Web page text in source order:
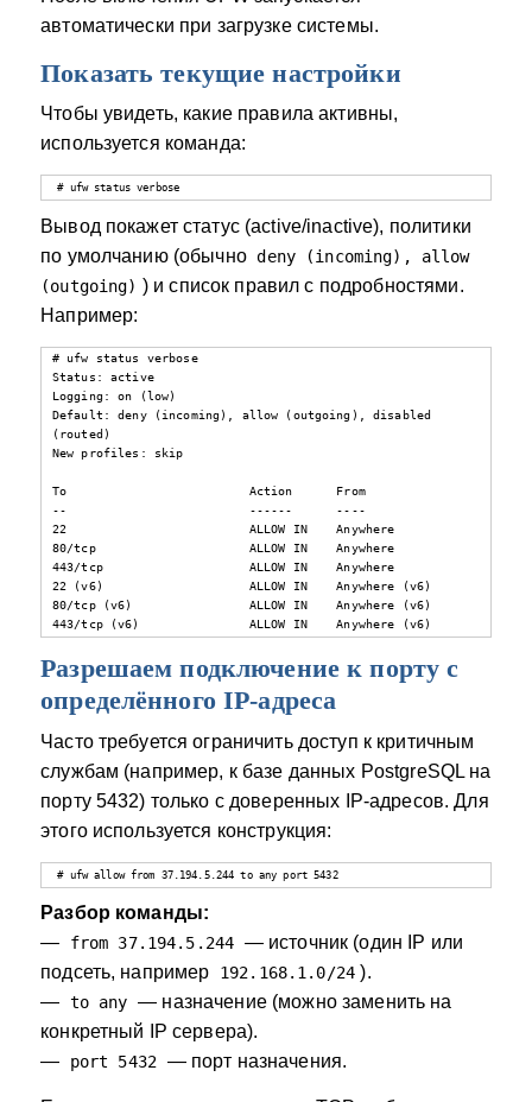
автоматически при загрузке системы.
Показать текущие настройки
Чтобы увидеть, какие правила активны,
используется команда:
# ufw status verbose
Вывод покажет статус (active/inactive), политики
по умолчанию (обычно deny (incoming), allow
(outgoing) ) и список правил с подробностями.
Например:
# ufw status verbose
Status: active
Logging: on (low)
Default: deny (incoming), allow (outgoing), disabled
(routed)
New profiles: skip
To                         Action      From
--                         ------      ----
22                         ALLOW IN    Anywhere
80/tcp                     ALLOW IN    Anywhere
443/tcp                    ALLOW IN    Anywhere
22 (v6)                    ALLOW IN    Anywhere (v6)
80/tcp (v6)                ALLOW IN    Anywhere (v6)
443/tcp (v6)               ALLOW IN    Anywhere (v6)
Разрешаем подключение к порту с
определённого IP-адреса
Часто требуется ограничить доступ к критичным
службам (например, к базе данных PostgreSQL на
порту 5432) только с доверенных IP-адресов. Для
этого используется конструкция:
# ufw allow from 37.194.5.244 to any port 5432
Разбор команды:
—
from 37.194.5.244 — источник (один IP или
подсеть, например
192.168.1.0/24 ).
— to any — назначение (можно заменить на
конкретный IP сервера).
—
port 5432 — порт назначения.